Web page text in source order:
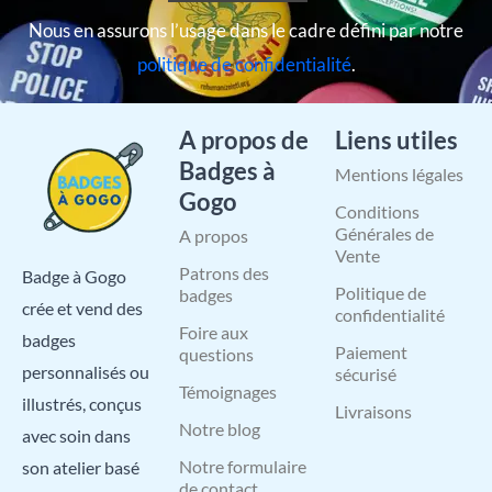
Nous en assurons l’usage dans le cadre défini par notre
politique de confidentialité.
Badge à Gogo
crée et vend des
badges
personnalisés ou
illustrés, conçus
avec soin dans
son atelier basé
A propos de
Badges à
Gogo
A propos
Patrons des
badges
Foire aux
questions
Témoignages
Notre blog
Notre formulaire
Liens utiles
Mentions légales
Conditions
Générales de
Vente
Politique de
confidentialité
Paiement
sécurisé
Livraisons